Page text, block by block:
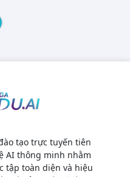
tạo trực tuyến tiên
AI thông minh nhằm
tập toàn diện và hiệu